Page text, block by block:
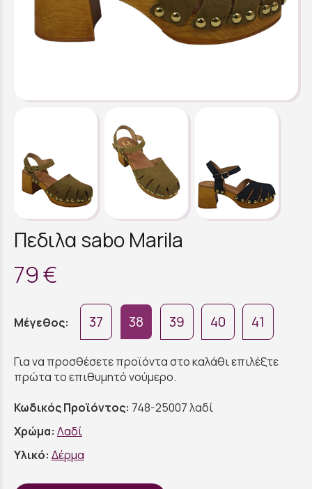
Πεδιλα sabo Marila
79 €
Μέγεθος: 37 38 39 40 41
Για να προσθέσετε προϊόντα στο καλάθι επιλέξτε
πρώτα το επιθυμητό νούμερο.
Κωδικός Προϊόντος: 748-25007 λαδί
Χρώμα: Λαδί
Υλικό: Δέρμα